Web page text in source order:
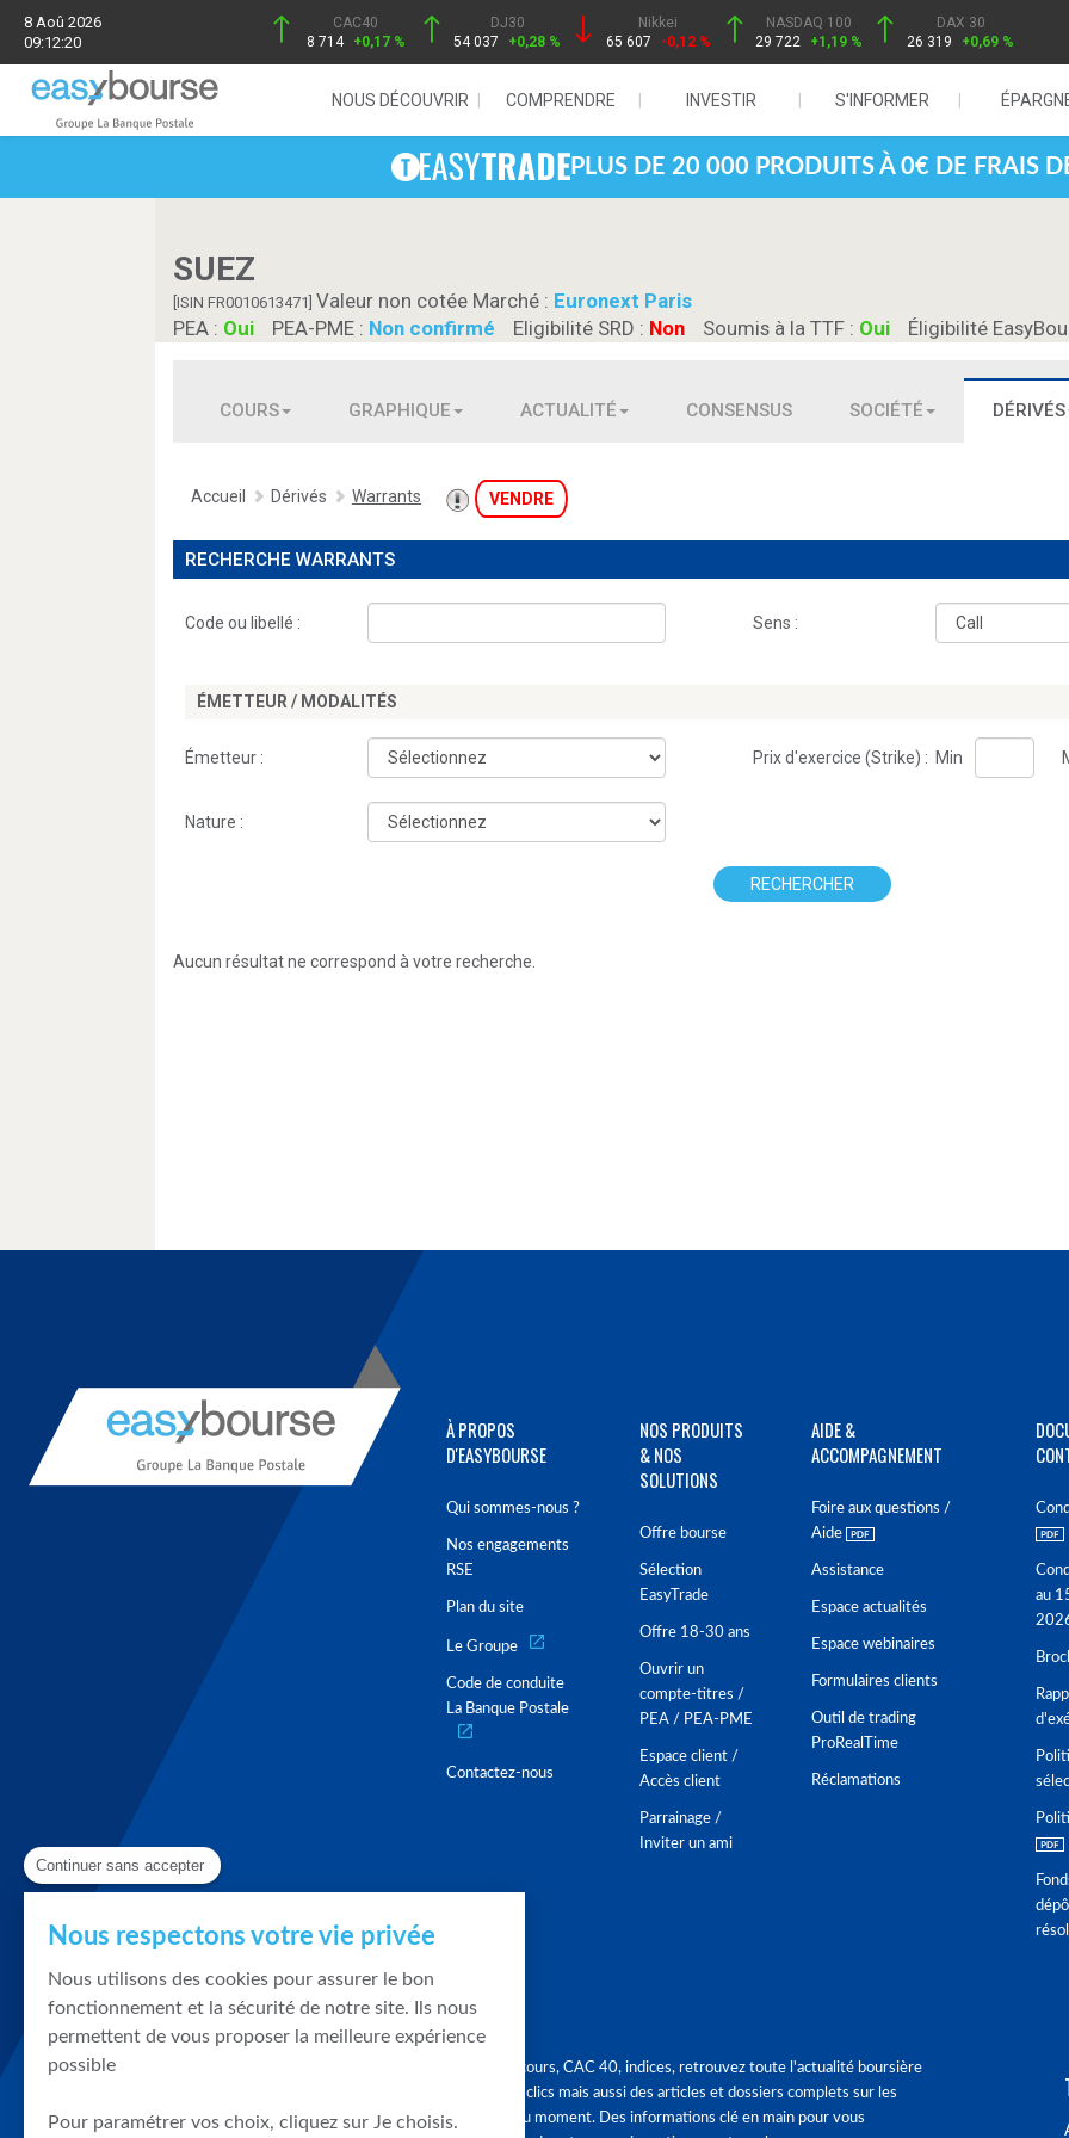
8 Aoû 2026
09:12:20
CAC40
8 714 +0,17 %
DJ30
54 037
+0,28 %
Nikkei
65 607
-0,12 %
NASDAQ 100
29 722
+1,19 %
DAX 30
26 319
+0,69 %
NOUS DÉCOUVRIR COMPRENDRE INVESTIR S'INFORMER
PLUS DE 20 000 PRODUITS À 0€ DE FRAIS
SUEZ
[ISIN FR0010613471] Valeur non cotée Marché : Euronext Paris
PEA : Oui PEA-PME : Non confirmé Eligibilité SRD : Non Soumis à la TTF : Oui Éligibilité
COURS GRAPHIQUE ACTUALITÉ CONSENSUS SOCIÉTÉ DÉRIVÉS
Accueil Dérivés Warrants VENDRE
RECHERCHE WARRANTS
Code ou libellé : Sens :
ÉMETTEUR / MODALITÉS
Émetteur : Prix d'exercice (Strike) : Min
Nature :
RECHERCHER
Aucun résultat ne correspond à votre recherche.
À PROPOS
D'EASYBOURSE
Qui sommes-nous ?
Nos engagements
RSE
Plan du site
Le Groupe
Code de conduite
La Banque Postale
Contactez-nous
NOS PRODUITS
& NOS
SOLUTIONS
Offre bourse
Sélection
EasyTrade
Offre 18-30 ans
Ouvrir un
compte-titres /
PEA / PEA-PME
Espace client /
Accès client
Parrainage /
Inviter un ami
AIDE &
ACCOMPAGNEMENT
Foire aux questions /
Aide
Assistance
Espace actualités
Espace webinaires
Formulaires clients
Outil de trading
ProRealTime
Réclamations
au
Graphique, cours, CAC 40, indices, retrouvez toute l'actualité boursière
en quelques clics mais aussi des articles et dossiers complets sur les
tendances du moment. Des informations clé en main pour vous
Continuer sans accepter
Nous respectons votre vie privée
Nous utilisons des cookies pour assurer le bon
fonctionnement et la sécurité de notre site. Ils nous
permettent de vous proposer la meilleure expérience
possible
Pour paramétrer vos choix, cliquez sur Je choisis.